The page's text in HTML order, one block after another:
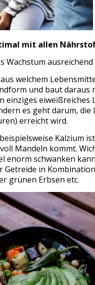
mit allen
Wachstum
welchem
und baut
einziges
es geht darum,
erreicht wird.
Kalzium
Mandeln kommt.
enorm schwanken
Getreide in
grünen Erbsen etc.